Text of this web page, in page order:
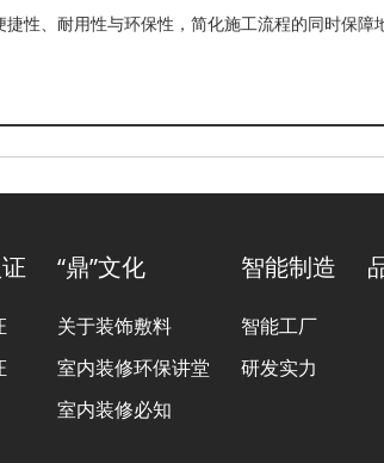
性、耐用性与环保性，简化施工流程的同时保障
“鼎”文化
关于装饰敷料
室内装修环保讲堂
室内装修必知
智能制造
智能工厂
研发实力